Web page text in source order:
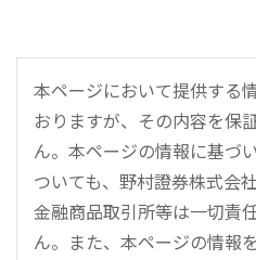
本ページにおいて提供する
おりますが、その内容を保
ん。本ページの情報に基づ
ついても、野村證券株式会
金融商品取引所等は一切責
ん。また、本ページの情報